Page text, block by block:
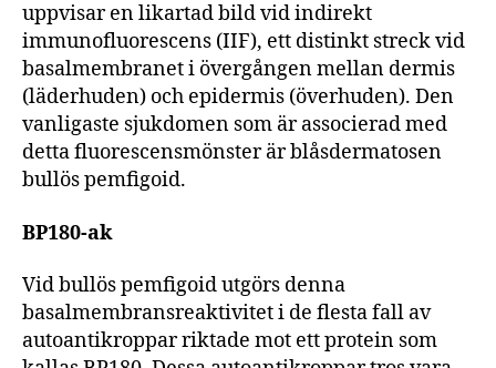
uppvisar en likartad bild vid indirekt
immunofluorescens (IIF), ett distinkt streck vid
basalmembranet i övergången mellan dermis
(läderhuden) och epidermis (överhuden). Den
vanligaste sjukdomen som är associerad med
detta fluorescensmönster är blåsdermatosen
bullös pemfigoid.
BP180-ak
Vid bullös pemfigoid utgörs denna
basalmembransreaktivitet i de flesta fall av
autoantikroppar riktade mot ett protein som